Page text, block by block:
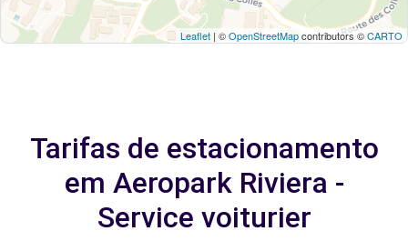
Leaflet | ©OpenStreetMapcontributors ©CARTO
Tarifas de estacionamento
em Aeropark Riviera -
Service voiturier